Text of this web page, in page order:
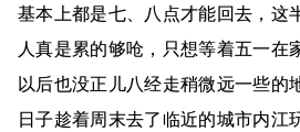
基本上都是七、八点才能回去，这
人真是累的够呛，只想等着五一在
以后也没正儿八经走稍微远一些的
日子趁着周末去了临近的城市内江